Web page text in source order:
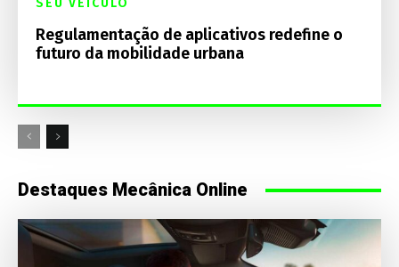
SEU VEÍCULO
Regulamentação de aplicativos redefine o
futuro da mobilidade urbana
Destaques Mecânica Online